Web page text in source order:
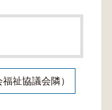
祉協議会隣）